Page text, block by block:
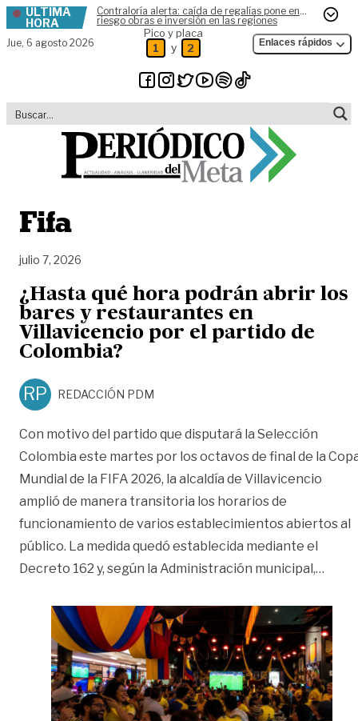
Skip to content
ÚLTIMA
HORA
Contraloría alerta: caída de regalías pone en
riesgo obras e inversión en las regiones
Jue, 6 agosto 2026
Pico y placa
1 y 2 Enlaces rápidos
Fifa
julio 7, 2026
¿Hasta qué hora podrán abrir los
bares y restaurantes en
Villavicencio por el partido de
Colombia?
RP REDACCIÓN PDM
Con motivo del partido que disputará la Selección
Colombia este martes por los octavos de final de la
Mundial de la FIFA 2026, la alcaldía de Villavicencio
amplió de manera transitoria los horarios de
funcionamiento de varios establecimientos abiertos al
público. La medida quedó establecida mediante el
Decreto 162 y, según la Administración municipal,…